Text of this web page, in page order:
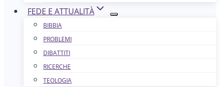
FEDE E ATTUALITÀ
BIBBIA
PROBLEMI
DIBATTITI
RICERCHE
TEOLOGIA